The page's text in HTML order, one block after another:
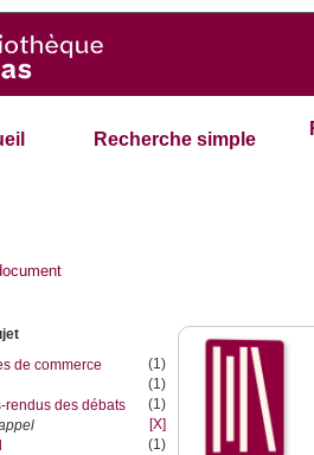
Recherche simple
de commerce
(1)
(1)
rendus des débats
(1)
[X]
(1)